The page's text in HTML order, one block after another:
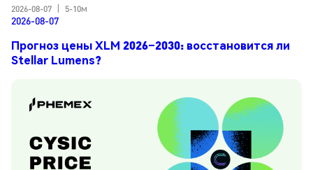
2026-08-07
5-10м
2026-08-07
Прогноз цены XLM 2026–2030: восстановится ли
Stellar Lumens?